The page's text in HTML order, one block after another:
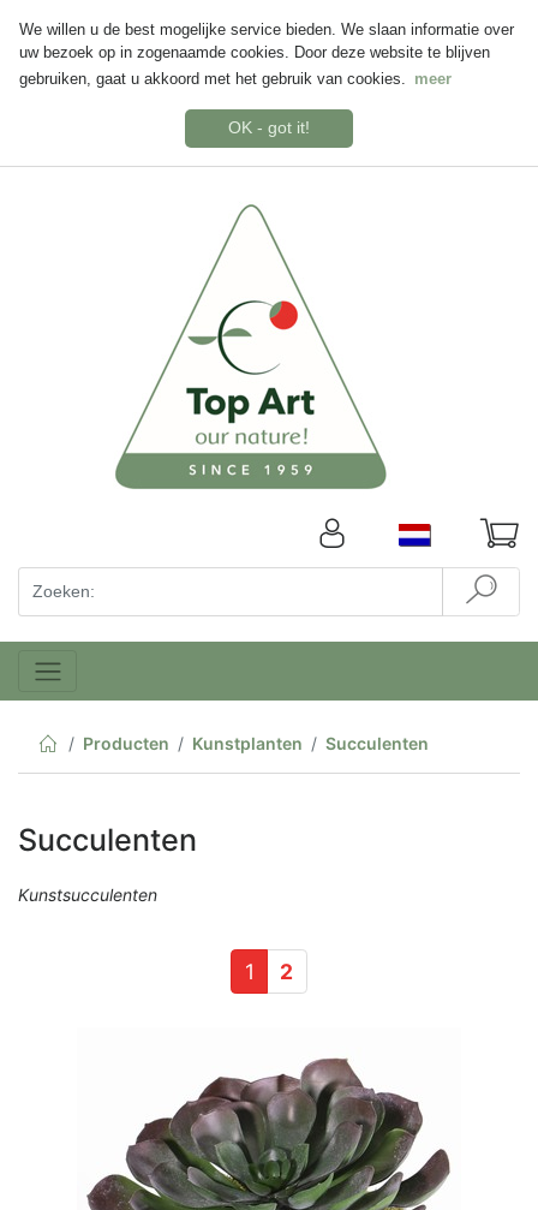
We willen u de best mogelijke service bieden. We slaan informatie over
uw bezoek op in zogenaamde cookies. Door deze website te blijven
gebruiken, gaat u akkoord met het gebruik van cookies.
meer
OK - got it!
Producten Kunstplanten Succulenten
Succulenten
Kunstsucculenten
1 2